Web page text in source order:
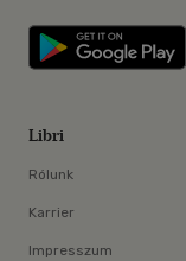
Libri
Rólunk
Karrier
Impresszum